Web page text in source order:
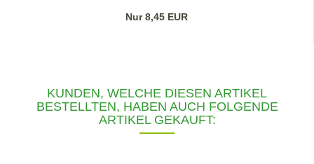
Nur 8,45 EUR
KUNDEN, WELCHE DIESEN ARTIKEL
BESTELLTEN, HABEN AUCH FOLGENDE
ARTIKEL GEKAUFT: